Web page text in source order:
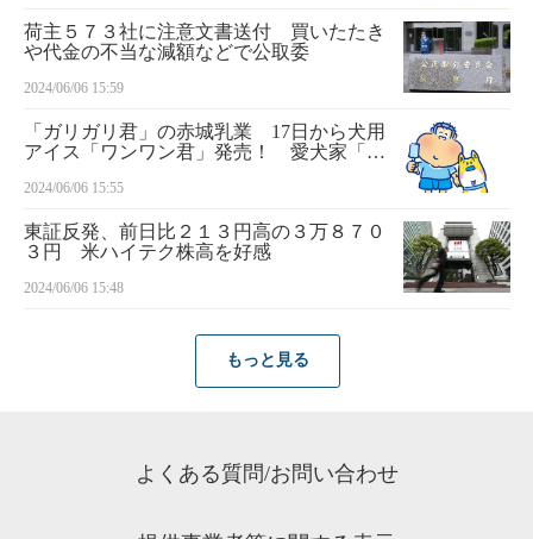
荷主５７３社に注意文書送付 買いたたき
や代金の不当な減額などで公取委
2024/06/06 15:59
「ガリガリ君」の赤城乳業 17日から犬用
アイス「ワンワン君」発売！ 愛犬家「う
2024/06/06 15:55
東証反発、前日比２１３円高の３万８７０
３円 米ハイテク株高を好感
2024/06/06 15:48
もっと見る
よくある質問/お問い合わせ